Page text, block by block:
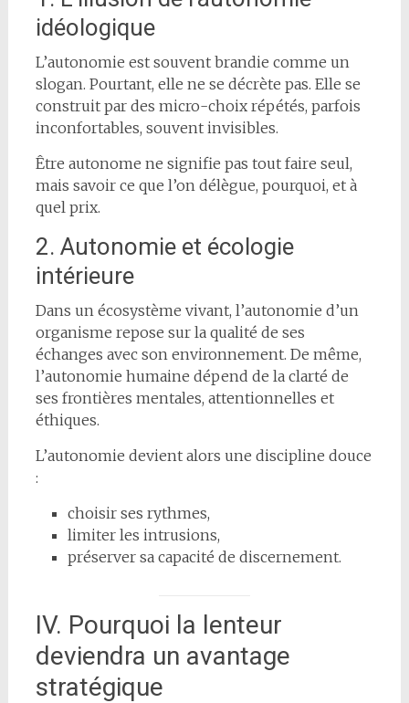
idéologique
L’autonomie est souvent brandie comme un
slogan. Pourtant, elle ne se décrète pas. Elle se
construit par des micro-choix répétés, parfois
inconfortables, souvent invisibles.
Être autonome ne signifie pas tout faire seul,
mais savoir ce que l’on délègue, pourquoi, et à
quel prix.
2. Autonomie et écologie
intérieure
Dans un écosystème vivant, l’autonomie d’un
organisme repose sur la qualité de ses
échanges avec son environnement. De même,
l’autonomie humaine dépend de la clarté de
ses frontières mentales, attentionnelles et
éthiques.
L’autonomie devient alors une discipline douce
:
choisir ses rythmes,
limiter les intrusions,
préserver sa capacité de discernement.
IV. Pourquoi la lenteur
deviendra un avantage
stratégique